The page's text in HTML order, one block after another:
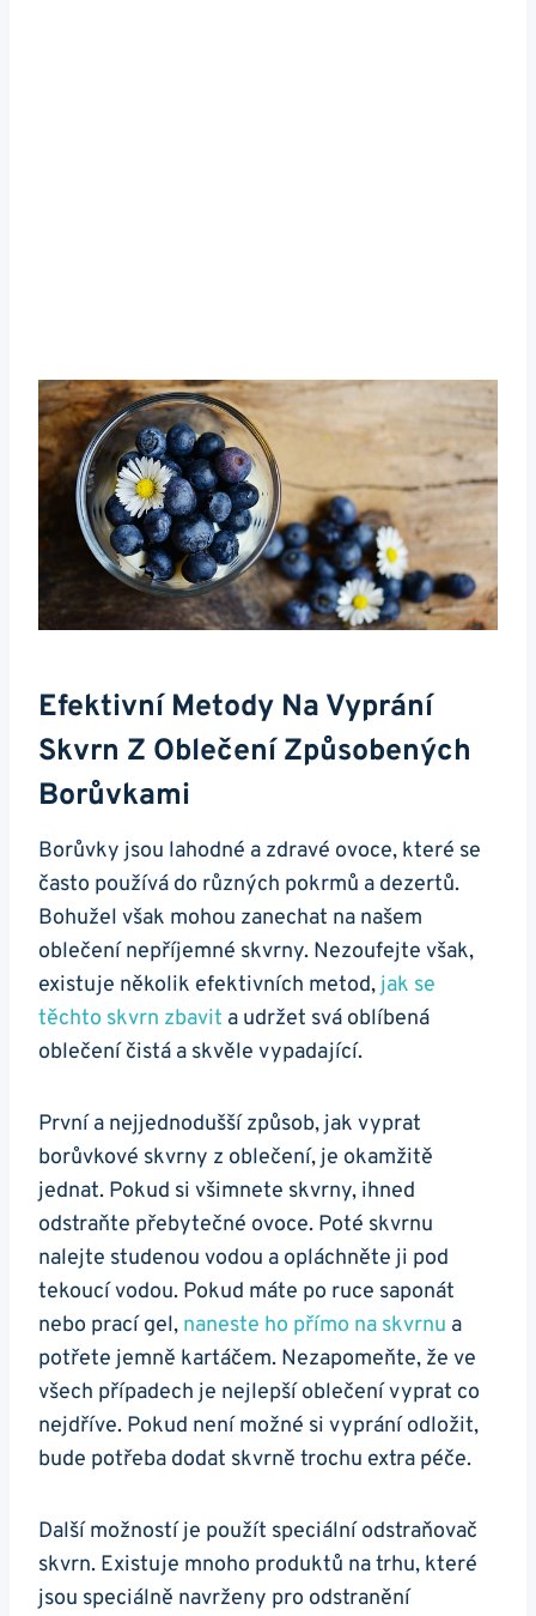
Efektivní Metody Na Vyprání
Skvrn Z Oblečení Způsobených
Borůvkami
Borůvky jsou lahodné a zdravé ovoce, které se
často používá do různých pokrmů a dezertů.
Bohužel však mohou zanechat na našem
oblečení nepříjemné skvrny. Nezoufejte však,
existuje několik efektivních metod, jak se
těchto skvrn zbavit a udržet svá oblíbená
oblečení čistá a skvěle vypadající.
První a nejjednodušší způsob, jak vyprat
borůvkové skvrny z oblečení, je okamžitě
jednat. Pokud si všimnete skvrny, ihned
odstraňte přebytečné ovoce. Poté skvrnu
nalejte studenou vodou a opláchněte ji pod
tekoucí vodou. Pokud máte po ruce saponát
nebo prací gel, naneste ho přímo na skvrnu a
potřete jemně kartáčem. Nezapomeňte, že ve
všech případech je nejlepší oblečení vyprat co
nejdříve. Pokud není možné si vyprání odložit,
bude potřeba dodat skvrně trochu extra péče.
Další možností je použít speciální odstraňovač
skvrn. Existuje mnoho produktů na trhu, které
jsou speciálně navrženy pro odstranění